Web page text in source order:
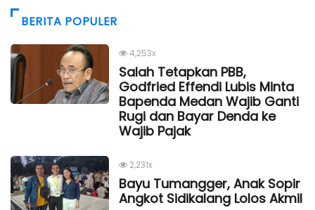
BERITA POPULER
4,253x
Salah Tetapkan PBB,
Godfried Effendi Lubis Minta
Bapenda Medan Wajib Ganti
Rugi dan Bayar Denda ke
Wajib Pajak
2,231x
Bayu Tumangger, Anak Sopir
Angkot Sidikalang Lolos Akmil